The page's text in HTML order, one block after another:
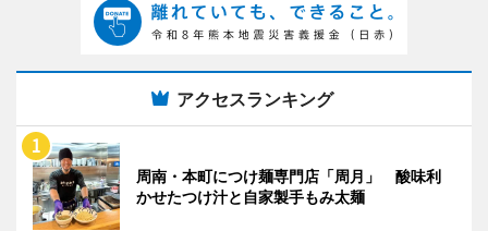
アクセスランキング
周南・本町につけ麺専門店「周月」 酸味利
かせたつけ汁と自家製手もみ太麺